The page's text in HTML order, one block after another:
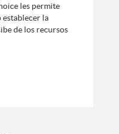
les permite
establecer la
de los recursos